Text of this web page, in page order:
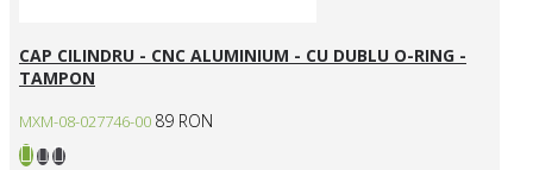
CAP CILINDRU - CNC ALUMINIUM - CU DUBLU O-RING -
TAMPON
MXM-08-027746-00 89 RON